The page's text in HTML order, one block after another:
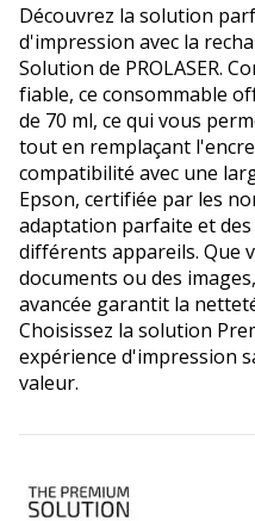
Découvrez la solution
d'impression avec la
Solution de PROLASER.
fiable, ce consommable
de 70 ml, ce qui vous
tout en remplaçant
compatibilité avec une
Epson, certifiée par les
adaptation parfaite et
différents appareils. Que
documents ou des
avancée garantit la
Choisissez la solution
expérience d'impression
valeur.